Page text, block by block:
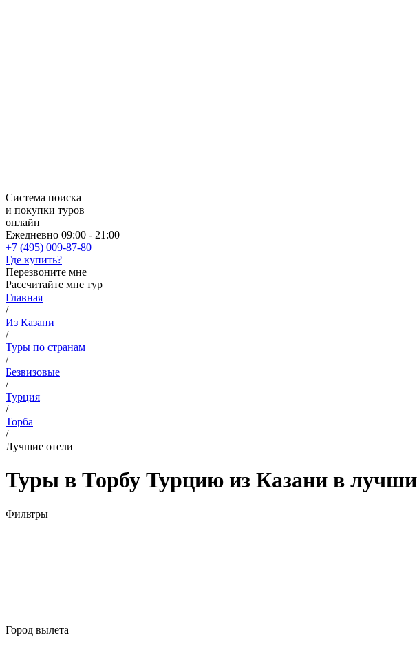
Система поиска
и покупки туров
онлайн
Ежедневно 09:00 - 21:00
+7 (495) 009-87-80
Где купить?
Перезвоните мне
Рассчитайте мне тур
Главная
/
Из Казани
/
Туры по странам
/
Безвизовые
/
Турция
/
Торба
/
Лучшие отели
Туры в Торбу Турцию из Казани в
Фильтры
Город вылета